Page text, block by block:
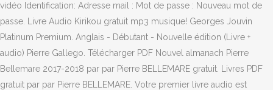
vidéo Identification: Adresse mail : Mot de passe : Nouveau mot de
passe. Livre Audio Kirikou gratuit mp3 musique! Georges Jouvin
Platinum Premium. Anglais - Débutant - Nouvelle édition (Livre +
audio) Pierre Gallego. Télécharger PDF Nouvel almanach Pierre
Bellemare 2017-2018 par par Pierre BELLEMARE gratuit. Livres PDF
gratuit par par Pierre BELLEMARE. Votre premier livre audio est